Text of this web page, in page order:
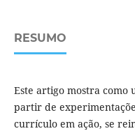
RESUMO
Este artigo mostra como
partir de
currículo em ação, se